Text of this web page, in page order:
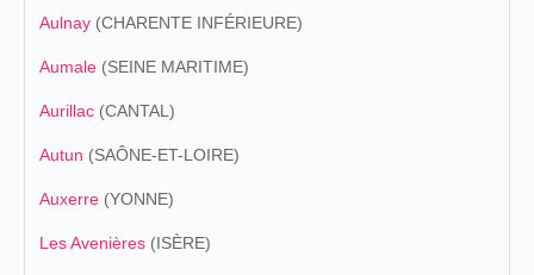
Aulnay (CHARENTE INFÉRIEURE)
Aumale (SEINE MARITIME)
Aurillac (CANTAL)
Autun (SAÔNE-ET-LOIRE)
Auxerre (YONNE)
Les Avenières (ISÈRE)